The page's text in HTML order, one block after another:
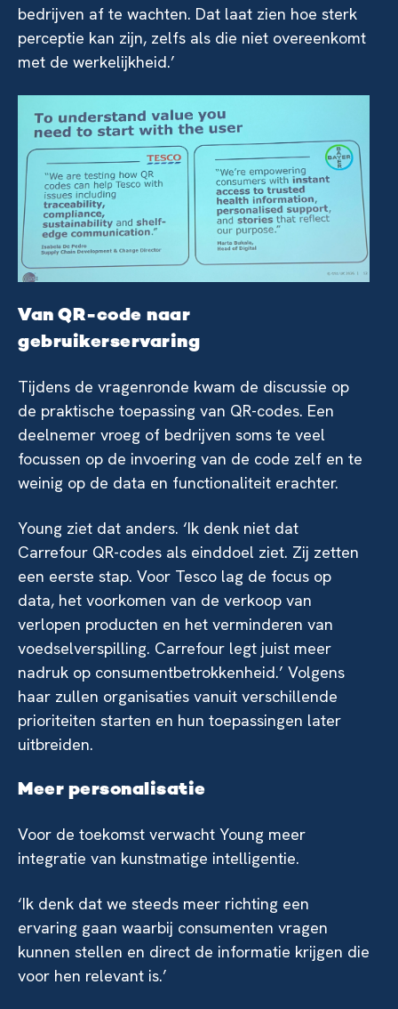
bedrijven af te wachten. Dat laat zien hoe sterk
perceptie kan zijn, zelfs als die niet overeenkomt
met de werkelijkheid.’
Van QR-code naar
gebruikerservaring
Tijdens de vragenronde kwam de discussie op
de praktische toepassing van QR-codes. Een
deelnemer vroeg of bedrijven soms te veel
focussen op de invoering van de code zelf en te
weinig op de data en functionaliteit erachter.
Young ziet dat anders. ‘Ik denk niet dat
Carrefour QR-codes als einddoel ziet. Zij zetten
een eerste stap. Voor Tesco lag de focus op
data, het voorkomen van de verkoop van
verlopen producten en het verminderen van
voedselverspilling. Carrefour legt juist meer
nadruk op consumentbetrokkenheid.’ Volgens
haar zullen organisaties vanuit verschillende
prioriteiten starten en hun toepassingen later
uitbreiden.
Meer personalisatie
Voor de toekomst verwacht Young meer
integratie van kunstmatige intelligentie.
‘Ik denk dat we steeds meer richting een
ervaring gaan waarbij consumenten vragen
kunnen stellen en direct de informatie krijgen die
voor hen relevant is.’